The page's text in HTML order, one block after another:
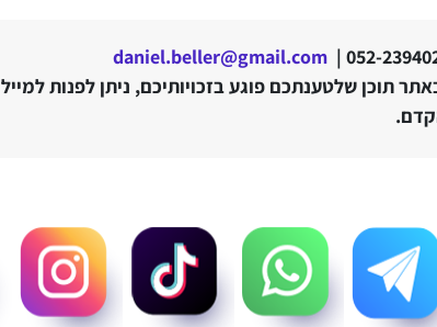
daniel.beller@gmail.com
תוכן שלטענתכם פוגע בזכויותיכם, ניתן לפנות למייל